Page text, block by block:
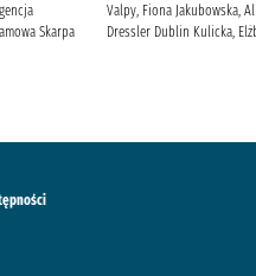
Skarpa
Valpy, Fiona Jakubowska,
Dressler Dublin Kulicka,